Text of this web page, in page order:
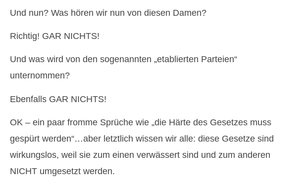
Und nun? Was hören wir nun von diesen Damen?
Richtig! GAR NICHTS!
Und was wird von den sogenannten „etablierten Parteien“
unternommen?
Ebenfalls GAR NICHTS!
OK – ein paar fromme Sprüche wie „die Härte des Gesetzes muss
gespürt werden“…aber letztlich wissen wir alle: diese Gesetze sind
wirkungslos, weil sie zum einen verwässert sind und zum anderen
NICHT umgesetzt werden.